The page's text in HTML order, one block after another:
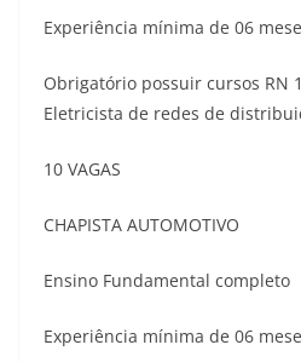
Experiência mínima de 06
Obrigatório possuir cursos RN
Eletricista de redes de
10 VAGAS
CHAPISTA AUTOMOTIVO
Ensino Fundamental completo
Experiência mínima de 06